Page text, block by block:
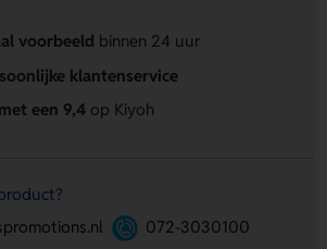
voorbeeld binnen 24 uur
klantenservice
een 9,4op Kiyoh
072-3030100